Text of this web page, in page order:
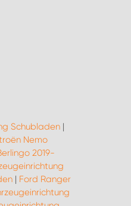
Schubladen |
Nemo
2019-
| Ford Ranger